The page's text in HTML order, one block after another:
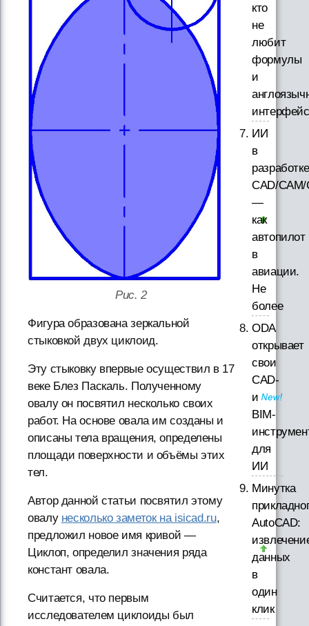
Рис. 2
Фигура образована зеркальной
стыковкой двух циклоид.
Эту стыковку впервые осуществил в 17
веке Блез Паскаль. Полученному
овалу он посвятил несколько своих
работ. На основе овала им созданы и
описаны тела вращения, определены
площади поверхности и объёмы этих
тел.
Автор данной статьи посвятил этому
овалу несколько заметок на isicad.ru,
предложил новое имя кривой —
Циклоп, определил значения ряда
констант овала.
Считается, что первым
исследователем циклоиды был
кто
не
любит
формулы
и
ИИ
в
разработке
CAD/
—
как
автопилот
в
авиации.
Не
более
ODA
открывает
свои
CAD-
и
BIM-
для
ИИ
Минутка
AutoCAD:
данных
в
один
клик